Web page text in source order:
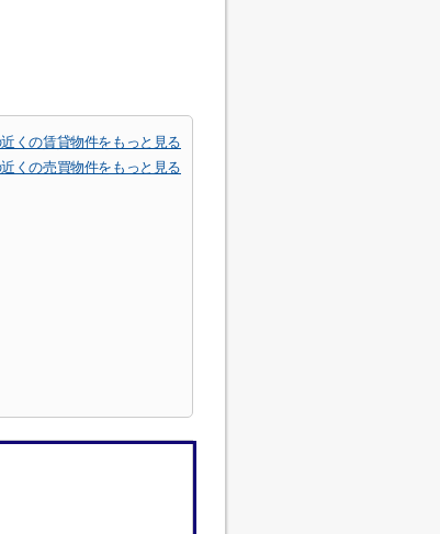
くの賃貸物件をもっと見る
くの売買物件をもっと見る